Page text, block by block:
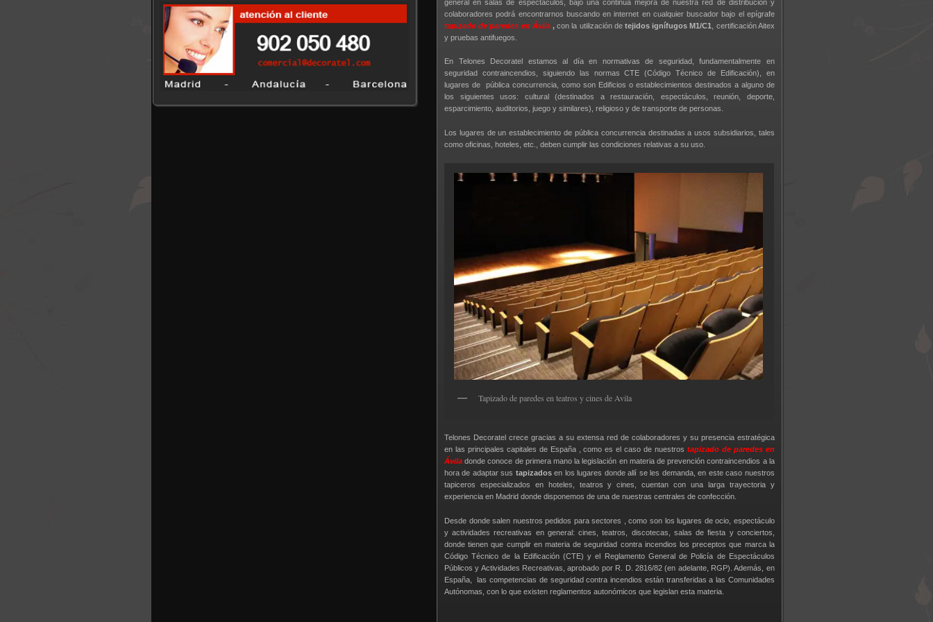
general en salas de espectáculos, bajo una continua mejora de nuestra red de distribución y
colaboradores podrá encontrarnos buscando en internet en cualquier buscador bajo el epígrafe
tapizado de paredes en Ávila , con la utilización de tejidos ignífugos M1/C1
, certificación Aitex
y pruebas antifuegos.
En Telones Decoratel estamos al día en normativas de seguridad, fundamentalmente en
seguridad contraincendios, siguiendo las normas CTE (Código Técnico de Edificación), en
lugares de pública concurrencia, como son Edificios o establecimientos destinados a alguno de
los siguientes usos: cultural (destinados a restauración, espectáculos, reunión, deporte,
esparcimiento, auditorios, juego y similares), religioso y de transporte de personas.
Los lugares de un establecimiento de pública concurrencia destinadas a usos subsidiarios, tales
como oficinas, hoteles, etc., deben cumplir las condiciones relativas a su uso.
Tapizado de paredes en teatros y cines de Avila
Telones Decoratel crece gracias a su extensa red de colaboradores y su presencia estratégica
en las principales capitales de España , como es el caso de nuestrostapizado de paredes en
Ávila donde conoce de primera mano la legislación en materia de prevención contraincendios a la
hora de adaptar sus tapizadosen los lugares donde allí se les demanda, en este caso nuestros
tapiceros especializados en hoteles, teatros y cines, cuentan con una larga trayectoria y
experiencia en Madrid donde disponemos de una de nuestras centrales de confección.
Desde donde salen nuestros pedidos para sectores , como son los lugares de ocio, espectáculo
y actividades recreativas en general: cines, teatros, discotecas, salas de fiesta y conciertos,
donde tienen que cumplir en materia de seguridad contra incendios los preceptos que marca la
Código Técnico de la Edificación (CTE) y el Reglamento General de Policía de Espectáculos
Públicos y Actividades Recreativas, aprobado por R. D. 2816/82 (en adelante, RGP). Además, en
España, las competencias de seguridad contra incendios están transferidas a las Comunidades
Autónomas, con lo que existen reglamentos autonómicos que legislan esta materia.